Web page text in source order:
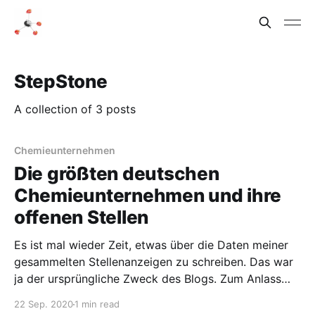
StepStone
A collection of 3 posts
Chemieunternehmen
Die größten deutschen
Chemieunternehmen und ihre
offenen Stellen
Es ist mal wieder Zeit, etwas über die Daten meiner
gesammelten Stellenanzeigen zu schreiben. Das war
ja der ursprüngliche Zweck des Blogs. Zum Anlass
deutschen Chemieunternehmen nach Umsatz
22 Sep. 20201 min read